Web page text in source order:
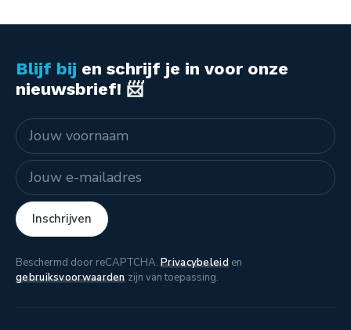
Blijf bij en schrijf je in voor onze
nieuwsbrief! 📨
Naam
E-mailadres
Inschrijven
Beschermd door reCAPTCHA. Privacybeleiden
gebruiksvoorwaardenzijn van toepassing.